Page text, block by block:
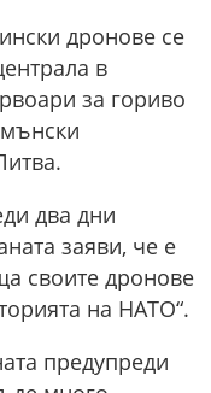
дронове се
в
за гориво
два дни
заяви, че е
своите дронове
на НАТО“.
предупреди